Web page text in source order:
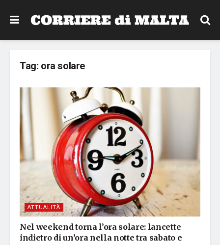
Tag: ora solare
ATTUALITÀ
Nel weekend torna l’ora solare: lancette
indietro di un’ora nella notte tra sabato e